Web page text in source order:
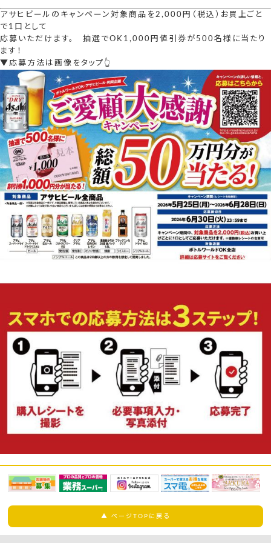
アサヒビールのキャンペーン対象商品を2,000円（税込）お買上ごと
で1口として
応募いただけます。 抽選でOK1,000円値引券が500名様に当たり
ます！
▼応募方法は画像をタップ👆
▲ ページTOPに戻る